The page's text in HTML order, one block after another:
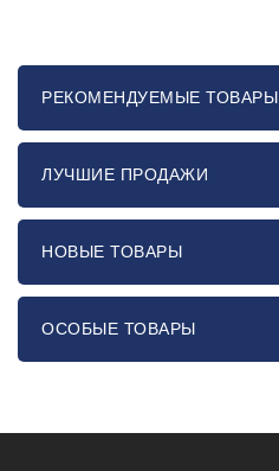
РЕКОМЕНДУЕМЫЕ ТОВАРЫ
ЛУЧШИЕ ПРОДАЖИ
НОВЫЕ ТОВАРЫ
ОСОБЫЕ ТОВАРЫ